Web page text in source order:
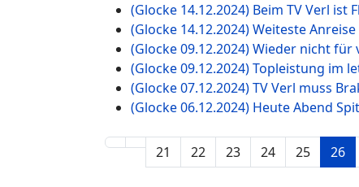
(Glocke 14.12.2024) Beim TV Verl ist
(Glocke 14.12.2024) Weiteste
(Glocke 09.12.2024) Wieder nicht
(Glocke 09.12.2024) Topleistung im
(Glocke 07.12.2024) TV Verl muss
(Glocke 06.12.2024) Heute Abend
21 22 23 24 25 26